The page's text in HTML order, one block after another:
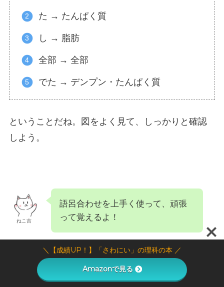
た → たんぱく質
し → 脂肪
全部 → 全部
でた → デンプン・たんぱく質
ということだね。図をよく見て、しっかりと確認
しよう。
ねこ吉
語呂合わせを上手く使って、頑張
って覚えるよ！
＼【成績UP！】「さわにい」の理科の本 ／
Amazonで見る